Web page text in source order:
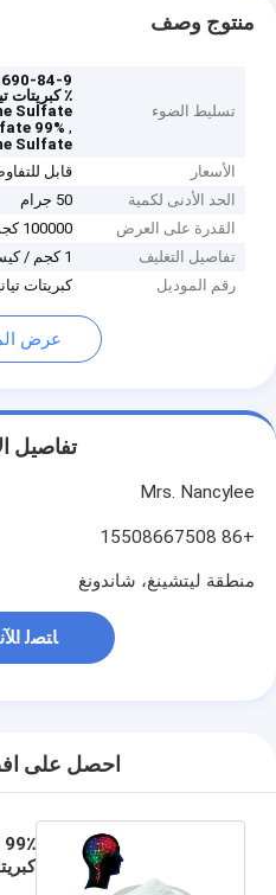
منتوج وصف
تسليط الضوء
Sulfate
,
99% Tianeptine Sulfate
Sulfate
الأسعار
قابل
الحد الأدنى لكمية
50 جرام
القدرة على العرض
100000 كجم شهريا
تفاصيل التغليف
1 كجم / كيس
رقم الموديل
كبريتات
عرض
تفاصيل
Mrs. Nancylee
+86 15508667508
منطقة ليتشينغ، شاندونغ
ﺎﺘﺼﻟ ﺍﻶﻧ
احصل على